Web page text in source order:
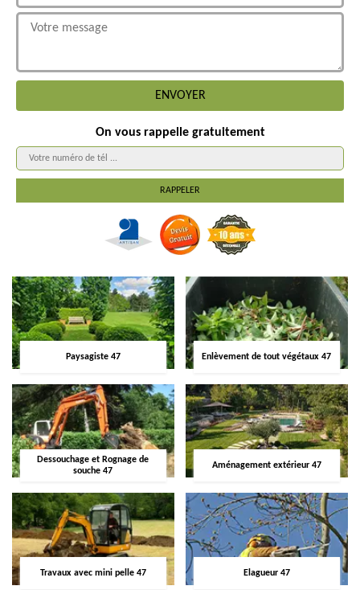
On vous rappelle gratuitement
Paysagiste 47 Enlèvement de tout végétaux 47
Dessouchage et Rognage de
souche 47
Aménagement extérieur 47
Travaux avec mini pelle 47 Elagueur 47